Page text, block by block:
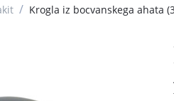
/ Krogla iz bocvanskega ahata